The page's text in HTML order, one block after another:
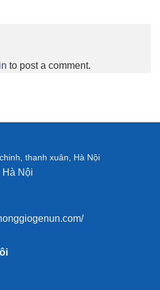
to post a comment.
thanh xuân, Hà Nội
Hà Nội